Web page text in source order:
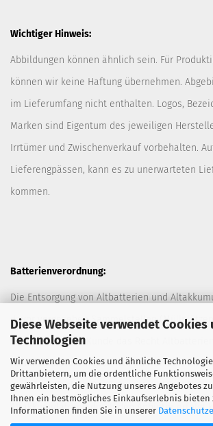
Diese Webseite verwendet Cookies
Technologien
Wir verwenden Cookies und ähnliche
Drittanbietern, um die ordentliche
gewährleisten, die Nutzung unseres Angebotes
Ihnen ein bestmögliches Einkaufserlebnis bieten
Informationen finden Sie in unserer
Wichtiger Hinweis:
Abbildungen können ähnlich sein. Für
können wir keine Haftung übernehmen.
im Lieferumfang nicht enthalten. Logos,
Marken sind Eigentum des jeweiligen
Irrtümer und Zwischenverkauf vorbehalten.
Lieferengpässen, kann es zu unerwarteten
kommen.
Batterienverordnung:
Die Entsorgung von Altbatterien und
davor vorgesehen Sammelstellen
Weiteren hat der Kunde das Recht Altbatterien
Altakkumulatoren ausreichend frankiert an
zurückzuschicken. Die Entsorgung der
Altakkumulatoren durch den Anbieter erfolgt